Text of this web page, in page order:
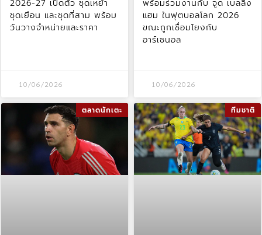
2026-27 เปิดตัว ชุดเหย้า
ชุดเยือน และชุดที่สาม พร้อม
วันวางจำหน่ายและราคา
10/06/2026
พร้อมร่วมงานกับ จูด เบลลิ่ง
แฮม ในฟุตบอลโลก 2026
ขณะถูกเชื่อมโยงกับ
อาร์เซนอล
10/06/2026
ตลาดนักเตะ ทีมชาติ